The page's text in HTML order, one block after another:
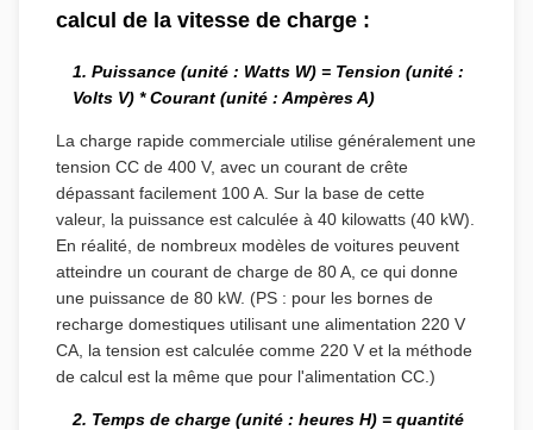
calcul de la vitesse de charge :
1. Puissance (unité : Watts W) = Tension (unité :
Volts V) * Courant (unité : Ampères A)
La charge rapide commerciale utilise généralement une
tension CC de 400 V, avec un courant de crête
dépassant facilement 100 A. Sur la base de cette
valeur, la puissance est calculée à 40 kilowatts (40 kW).
En réalité, de nombreux modèles de voitures peuvent
atteindre un courant de charge de 80 A, ce qui donne
une puissance de 80 kW. (PS : pour les bornes de
recharge domestiques utilisant une alimentation 220 V
CA, la tension est calculée comme 220 V et la méthode
de calcul est la même que pour l'alimentation CC.)
2. Temps de charge (unité : heures H) = quantité